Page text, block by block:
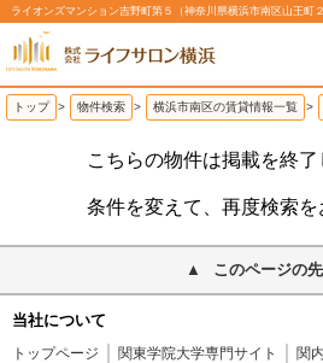
トップ > 物件検索 > 横浜市南区の賃貸情報一覧 >
こちらの物件は掲載を終了
条件を変えて、再度検索を
このページの
当社について
トップページ 関東学院大学専門サイト
関